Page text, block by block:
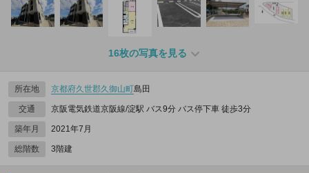
16枚の写真を見る
所在地 京都府久世郡久御山町島田
交通 京阪電気鉄道京阪線/淀駅 バス9分 バス停下車 徒歩3分
築年月 2021年7月
総階数 3階建